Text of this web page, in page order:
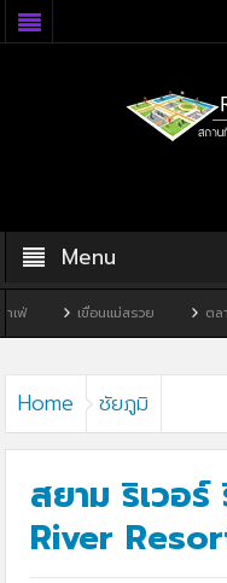
Menu
นแม่สรวย ตลาดโก้งโค้ง บ้านแ
Home ชัยภูมิ
สยาม ริเวอ
River